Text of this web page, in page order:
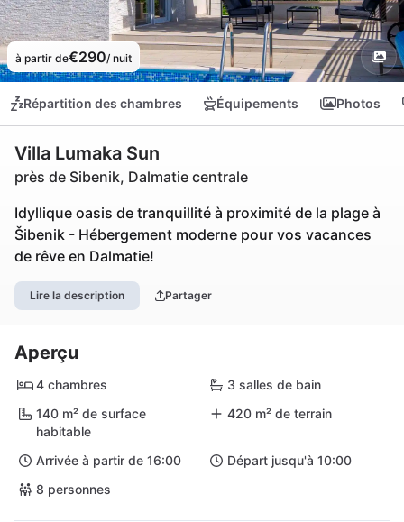
à partir de€290/ nuit
Répartition des chambres Équipements Photos
Villa Lumaka Sun
près de Sibenik, Dalmatie centrale
Idyllique oasis de tranquillité à proximité de la plage à
Šibenik - Hébergement moderne pour vos vacances
de rêve en Dalmatie!
Lire la description Partager
Aperçu
4 chambres
3 salles de bain
140 m² de surface
habitable
420 m² de terrain
Arrivée à partir de 16:00
Départ jusqu'à 10:00
8 personnes